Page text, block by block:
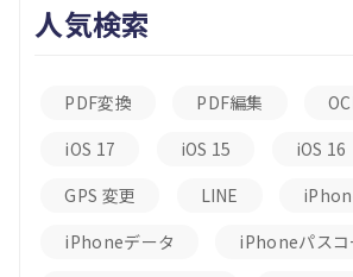
人気検索
PDF変換 PDF編集
iOS 17
iOS 15
iOS 16
GPS 変更
LINE
iPhoneデータ
iPhoneパスコ